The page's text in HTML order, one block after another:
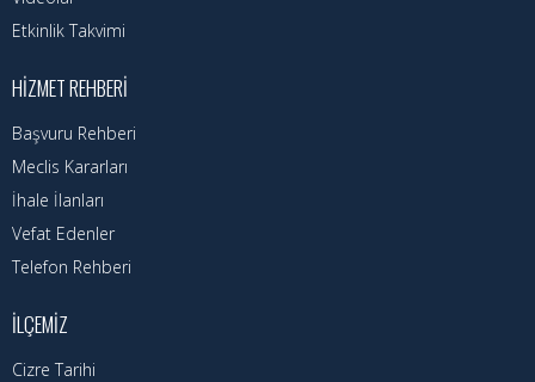
Kadın Politikalar
Kadın
Etkinlik Takvimi
HIZMET REHBERI
Başvuru Rehberi
Meclis Kararları
İhale İlanları
Vefat Edenler
Telefon Rehberi
İLÇEMIZ
Cizre Tarihi